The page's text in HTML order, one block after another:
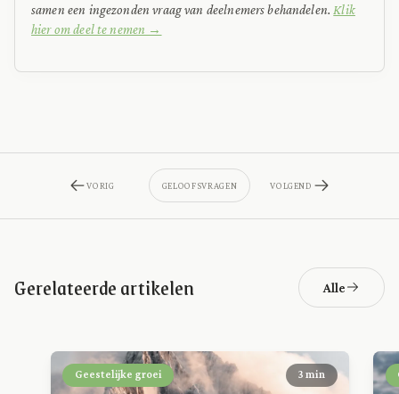
samen een ingezonden vraag van deelnemers behandelen. Klik
hier om deel te nemen →
VORIG GELOOFSVRAGEN VOLGEND
Gerelateerde artikelen Alle
Geestelijke groei 3 min